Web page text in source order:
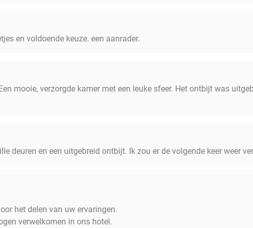
en voldoende keuze. een aanrader.
mooie, verzorgde kamer met een leuke sfeer. Het ontbijt was
deuren en een uitgebreid ontbijt. Ik zou er de volgende keer weer
het delen van uw ervaringen.
verwelkomen in ons hotel.